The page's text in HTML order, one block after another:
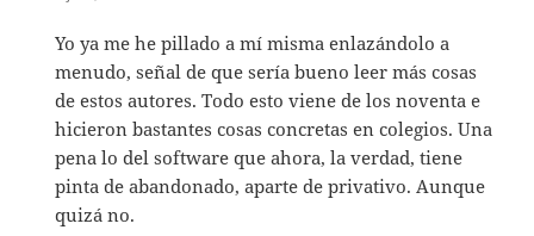
Yo ya me he pillado a mí misma enlazándolo a
menudo, señal de que sería bueno leer más cosas
de estos autores. Todo esto viene de los noventa e
hicieron bastantes cosas concretas en colegios. Una
pena lo del software que ahora, la verdad, tiene
pinta de abandonado, aparte de privativo. Aunque
quizá no.